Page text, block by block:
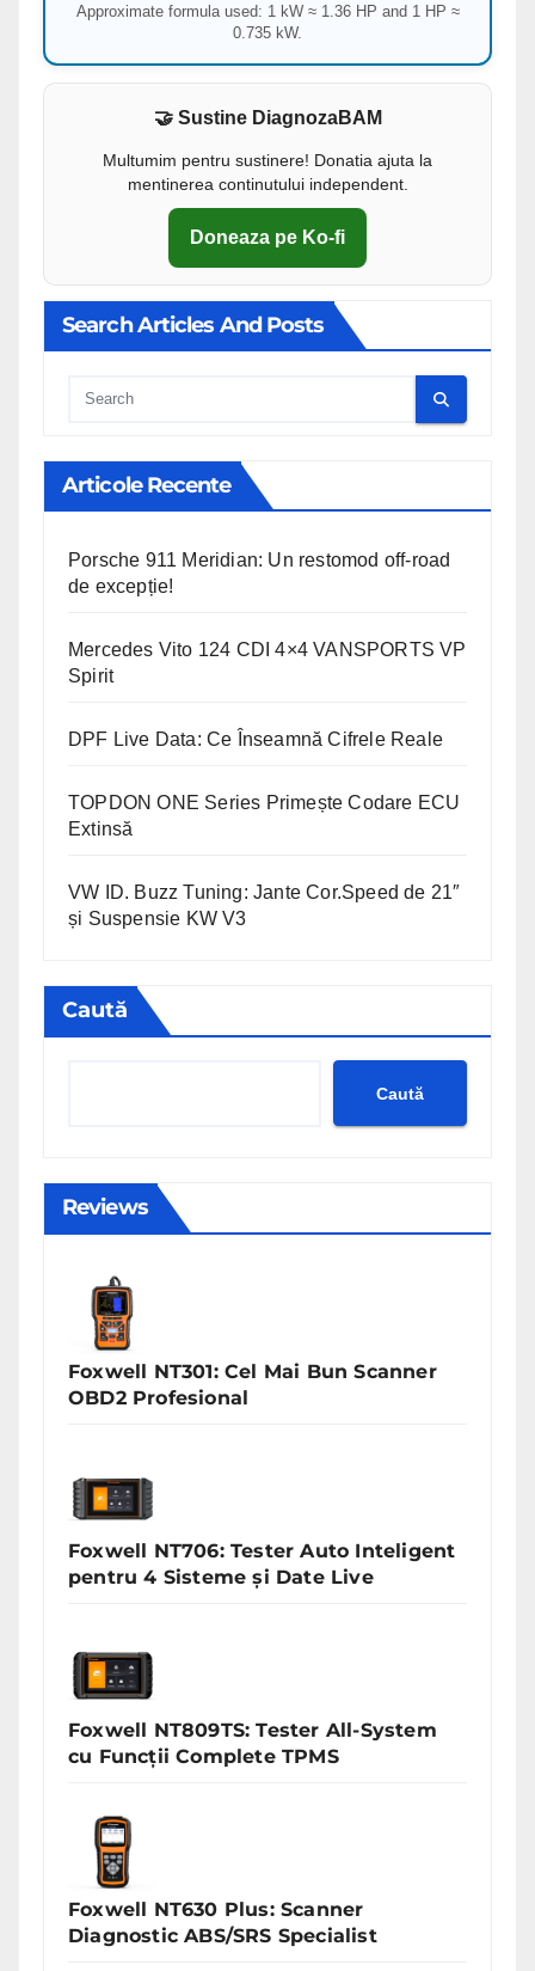
Approximate formula used: 1 kW ≈ 1.36 HP and 1 HP ≈
0.735 kW.
🤝 Sustine DiagnozaBAM
Multumim pentru sustinere! Donatia ajuta la
mentinerea continutului independent.
Doneaza pe Ko-fi
Search Articles And Posts
Cauta
Articole Recente
Porsche 911 Meridian: Un restomod off-road
de excepție!
Mercedes Vito 124 CDI 4×4 VANSPORTS VP
Spirit
DPF Live Data: Ce Înseamnă Cifrele Reale
TOPDON ONE Series Primește Codare ECU
Extinsă
VW ID. Buzz Tuning: Jante Cor.Speed de 21″
și Suspensie KW V3
Caută
Caută
Reviews
Foxwell NT301: Cel Mai Bun Scanner
OBD2 Profesional
Foxwell NT706: Tester Auto Inteligent
pentru 4 Sisteme și Date Live
Foxwell NT809TS: Tester All-System
cu Funcții Complete TPMS
Foxwell NT630 Plus: Scanner
Diagnostic ABS/SRS Specialist